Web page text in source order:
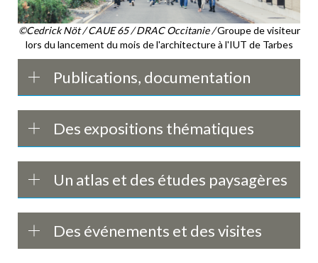
©Cedrick Nöt / CAUE 65 / DRAC Occitanie /Groupe de visiteur
lors du lancement du mois de l'architecture à l'IUT de Tarbes
Publications, documentation
Des expositions thématiques
Un atlas et des études paysagères
Des événements et des visites